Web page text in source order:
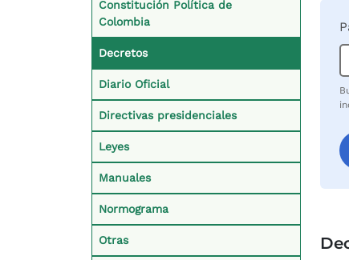
Constitución Política de
Colombia
Decretos
Diario Oficial
Directivas presidenciales
Leyes
Manuales
Normograma
Otras